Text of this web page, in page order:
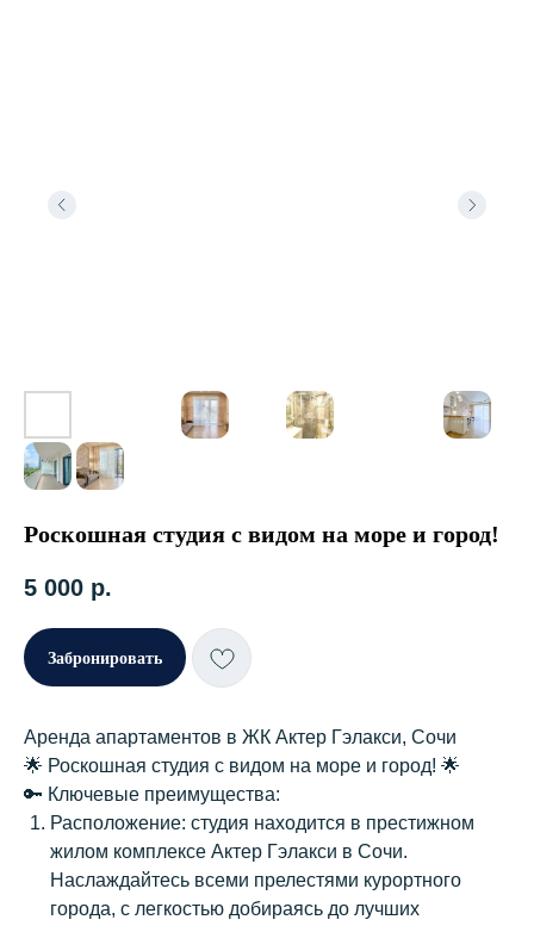
Роскошная студия с видом на море и город!
5 000 р.
Забронировать
Аренда апартаментов в ЖК Актер Гэлакси, Сочи
🌟 Роскошная студия с видом на море и город! 🌟
🔑 Ключевые преимущества:
Расположение: студия находится в престижном
жилом комплексе Актер Гэлакси в Сочи.
Наслаждайтесь всеми прелестями курортного
города, с легкостью добираясь до лучших